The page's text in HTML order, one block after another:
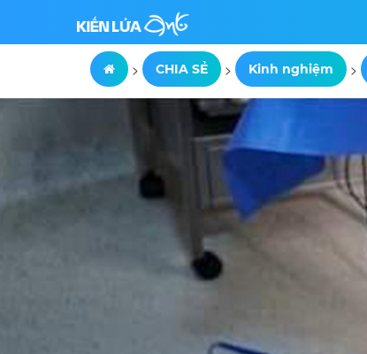
> CHIA SẺ > Kinh nghiệm >